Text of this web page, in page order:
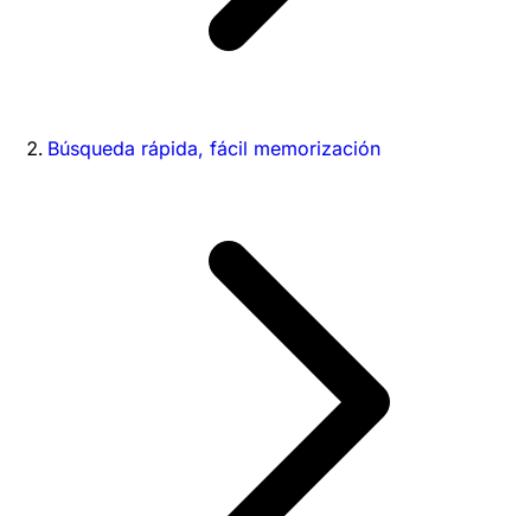
Búsqueda rápida, fácil memorización